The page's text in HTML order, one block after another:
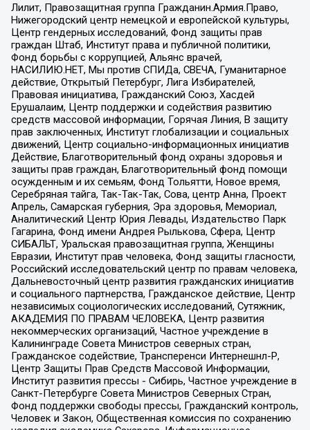
Лилит, Правозащитная группа Гражданин.Армия.Право,
Нижегородский центр немецкой и европейской культуры,
Центр гендерных исследований, Фонд защиты прав
граждан Штаб, Институт права и публичной политики,
Фонд борьбы с коррупцией, Альянс врачей,
НАСИЛИЮ.НЕТ, Мы против СПИДа, СВЕЧА, Гуманитарное
действие, Открытый Петербург, Лига Избирателей,
Правовая инициатива, Гражданский Союз, Хасдей
Ерушалаим, Центр поддержки и содействия развитию
средств массовой информации, Горячая Линия, В защиту
прав заключенных, Институт глобализации и социальных
движений, Центр социально-информационных инициатив
Действие, Благотворительный фонд охраны здоровья и
защиты прав граждан, Благотворительный фонд помощи
осужденным и их семьям, Фонд Тольятти, Новое время,
Серебряная тайга, Так-Так-Так, Сова, центр Анна, Проект
Апрель, Самарская губерния, Эра здоровья, Мемориал,
Аналитический Центр Юрия Левады, Издательство Парк
Гагарина, Фонд имени Андрея Рылькова, Сфера, Центр
СИБАЛЬТ, Уральская правозащитная группа, Женщины
Евразии, Институт прав человека, Фонд защиты гласности,
Российский исследовательский центр по правам человека,
Дальневосточный центр развития гражданских инициатив
и социального партнерства, Гражданское действие, Центр
независимых социологических исследований, Сутяжник,
АКАДЕМИЯ ПО ПРАВАМ ЧЕЛОВЕКА, Центр развития
некоммерческих организаций, Частное учреждение в
Калининграде Совета Министров северных стран,
Гражданское содействие, Трансперенси Интернешнл-Р,
Центр Защиты Прав Средств Массовой Информации,
Институт развития прессы - Сибирь, Частное учреждение в
Санкт-Петербурге Совета Министров Северных Стран,
Фонд поддержки свободы прессы, Гражданский контроль,
Человек и Закон, Общественная комиссия по сохранению